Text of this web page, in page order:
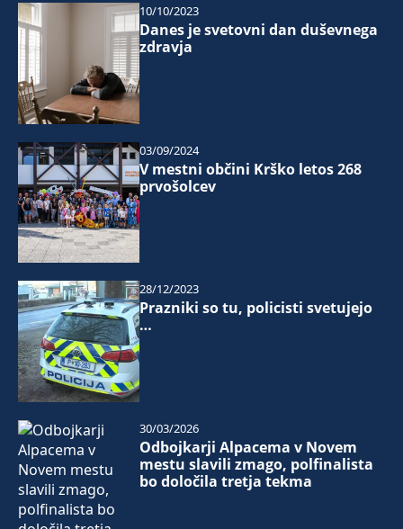
Danes je svetovni dan duševnega
zdravja
10/10/2023
V mestni občini Krško letos 268
prvošolcev
03/09/2024
Prazniki so tu, policisti svetujejo
…
28/12/2023
Odbojkarji Alpacema v Novem
mestu slavili zmago, polfinalista
bo določila tretja tekma
30/03/2026